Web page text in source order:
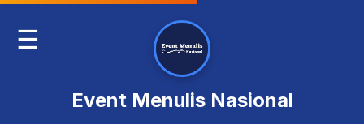
☰
Event Menulis Nasional